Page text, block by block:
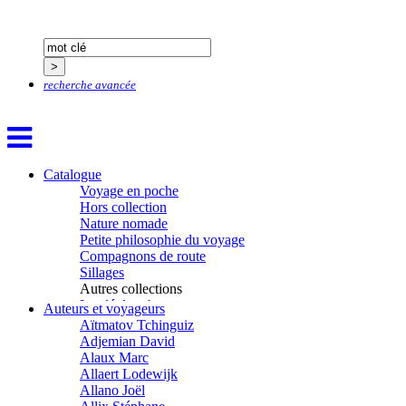
recherche avancée
Catalogue
Voyage en poche
Hors collection
Nature nomade
Petite philosophie du voyage
Compagnons de route
Sillages
Autres collections
La clé des champs
Chemins d’étoiles
Visions
Auteurs et voyageurs
Aïtmatov Tchinguiz
Adjemian David
Alaux Marc
Allaert Lodewijk
Allano Joël